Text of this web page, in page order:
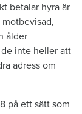
betalar hyra är
ålder
inte heller att
adress om
på ett sätt som